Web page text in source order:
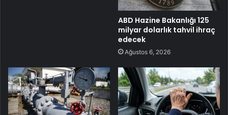
ABD Hazine Bakanlığı 125
milyar dolarlık tahvil ihraç
edecek
Ağustos 6, 2026